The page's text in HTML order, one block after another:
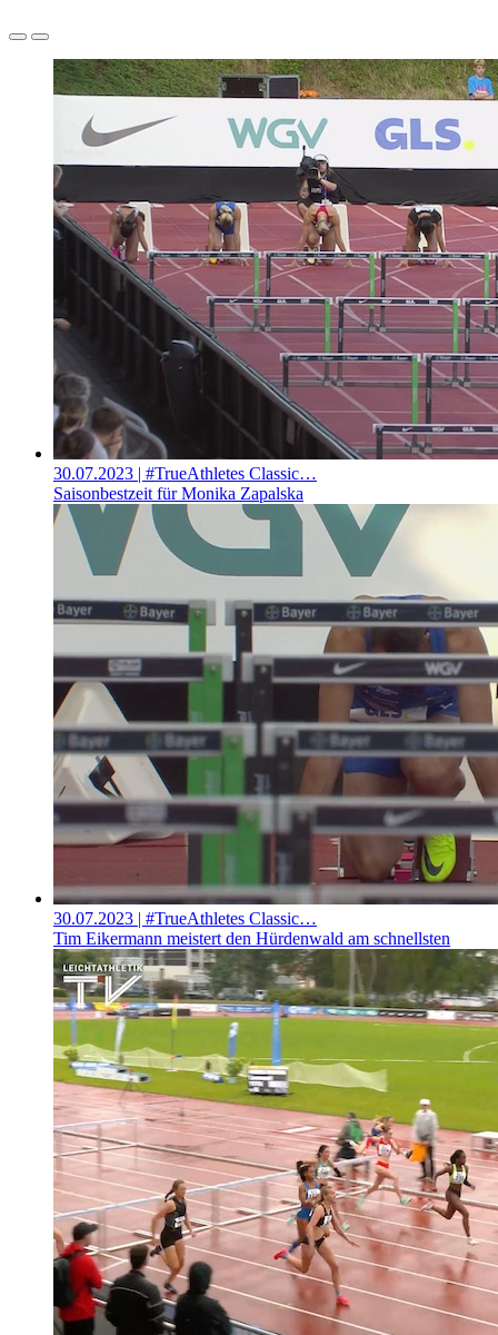
30.07.2023 | #TrueAthletes Classic…
Saisonbestzeit für Monika Zapalska
30.07.2023 | #TrueAthletes Classic…
Tim Eikermann meistert den Hürdenwald am schnellsten